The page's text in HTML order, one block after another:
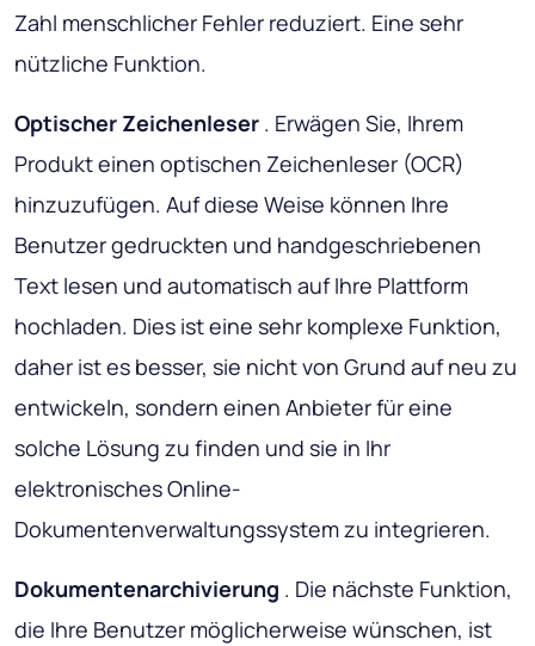
Zahl menschlicher Fehler reduziert. Eine sehr
nützliche Funktion.
Optischer Zeichenleser . Erwägen Sie, Ihrem
Produkt einen optischen Zeichenleser (OCR)
hinzuzufügen. Auf diese Weise können Ihre
Benutzer gedruckten und handgeschriebenen
Text lesen und automatisch auf Ihre Plattform
hochladen. Dies ist eine sehr komplexe Funktion,
daher ist es besser, sie nicht von Grund auf neu zu
entwickeln, sondern einen Anbieter für eine
solche Lösung zu finden und sie in Ihr
elektronisches Online-
Dokumentenverwaltungssystem zu integrieren.
Dokumentenarchivierung . Die nächste Funktion,
die Ihre Benutzer möglicherweise wünschen, ist